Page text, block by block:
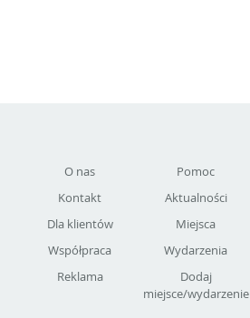
O nas
Kontakt
Dla klientów
Współpraca
Reklama
Pomoc
Aktualności
Miejsca
Wydarzenia
Dodaj
miejsce/wydarzenie